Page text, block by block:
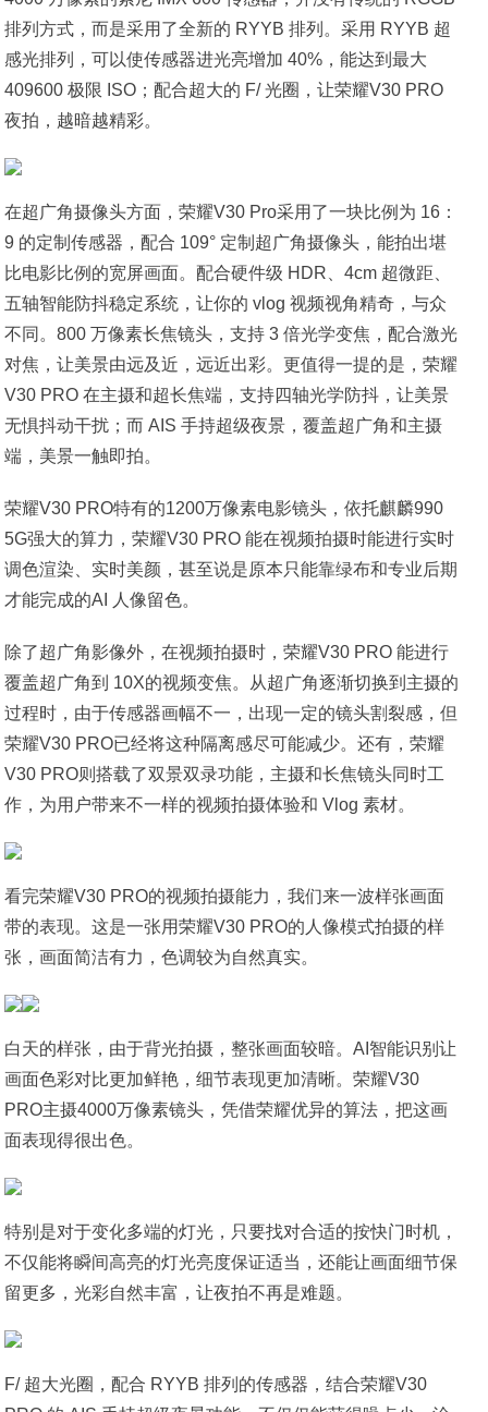
排列方式，而是采用了全新的 RYYB 排列。采用 RYYB 超
感光排列，可以使传感器进光亮增加 40%，能达到最大
409600 极限 ISO；配合超大的 F/ 光圈，让荣耀V30 PRO
夜拍，越暗越精彩。
在超广角摄像头方面，荣耀V30 Pro采用了一块比例为 16：
9 的定制传感器，配合 109° 定制超广角摄像头，能拍出堪
比电影比例的宽屏画面。配合硬件级 HDR、4cm 超微距、
五轴智能防抖稳定系统，让你的 vlog 视频视角精奇，与众
不同。800 万像素长焦镜头，支持 3 倍光学变焦，配合激光
对焦，让美景由远及近，远近出彩。更值得一提的是，荣耀
V30 PRO 在主摄和超长焦端，支持四轴光学防抖，让美景
无惧抖动干扰；而 AIS 手持超级夜景，覆盖超广角和主摄
端，美景一触即拍。
荣耀V30 PRO特有的1200万像素电影镜头，依托麒麟990
5G强大的算力，荣耀V30 PRO 能在视频拍摄时能进行实时
调色渲染、实时美颜，甚至说是原本只能靠绿布和专业后期
才能完成的AI 人像留色。
除了超广角影像外，在视频拍摄时，荣耀V30 PRO 能进行
覆盖超广角到 10X的视频变焦。从超广角逐渐切换到主摄的
过程时，由于传感器画幅不一，出现一定的镜头割裂感，但
荣耀V30 PRO已经将这种隔离感尽可能减少。还有，荣耀
V30 PRO则搭载了双景双录功能，主摄和长焦镜头同时工
作，为用户带来不一样的视频拍摄体验和 Vlog 素材。
看完荣耀V30 PRO的视频拍摄能力，我们来一波样张画面
带的表现。这是一张用荣耀V30 PRO的人像模式拍摄的样
张，画面简洁有力，色调较为自然真实。
白天的样张，由于背光拍摄，整张画面较暗。AI智能识别让
画面色彩对比更加鲜艳，细节表现更加清晰。荣耀V30
PRO主摄4000万像素镜头，凭借荣耀优异的算法，把这画
面表现得很出色。
特别是对于变化多端的灯光，只要找对合适的按快门时机，
不仅能将瞬间高亮的灯光亮度保证适当，还能让画面细节保
留更多，光彩自然丰富，让夜拍不再是难题。
F/ 超大光圈，配合 RYYB 排列的传感器，结合荣耀V30